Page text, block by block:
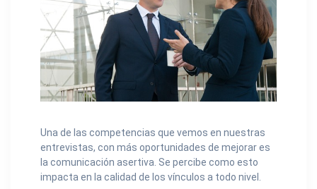
Una de las competencias que vemos en nuestras
entrevistas, con más oportunidades de mejorar es
la comunicación asertiva. Se percibe como esto
impacta en la calidad de los vínculos a todo nivel.